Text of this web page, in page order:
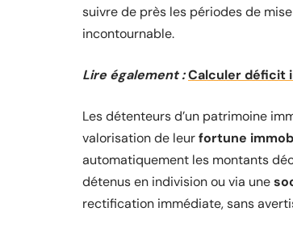
suivre de près les périodes de
incontournable.
Lire également :Calculer déficit
Les détenteurs d’un patrimoine
valorisation de leurfortune
automatiquement les montants
détenus en indivision ou via une
rectification immédiate, sans